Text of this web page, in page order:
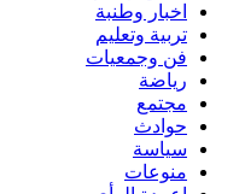
اخبار وطنبة
تربية وتعليم
فن وجمعيات
رياضة
مجتمع
حوادث
سياسة
منوعات